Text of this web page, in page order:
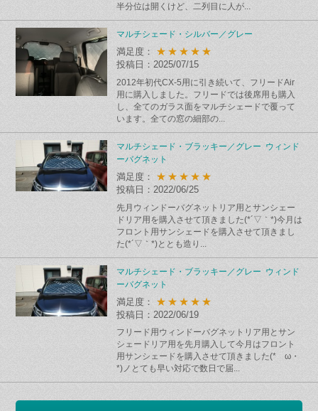
半分位は開くけど、二列目に人が...
マルチシェード・シルバー／グレー
満足度： ★★★★★
投稿日：2025/07/15
2012年初代CX-5用に引き続いて、フリードAir
用に購入しました。フリードでは後席用も購入
し、全てのガラス面をマルチシェードで覆って
います。全ての窓の細部の...
マルチシェード・ブラッキー／グレー ウィンド
ーバグネット
満足度： ★★★★★
投稿日：2022/06/25
先月ウィンドーバグネットリア用とサンシェー
ドリア用を購入させて頂きました(*´▽｀*)今月は
フロント用サンシェードを購入させて頂きまし
た(*´▽｀*)ととも造り...
マルチシェード・ブラッキー／グレー ウィンド
ーバグネット
満足度： ★★★★★
投稿日：2022/06/19
フリード用ウィンドーバグネットリア用とサン
シェードリア用を先月購入して今月はフロント
用サンシェードを購入させて頂きました(*ゝω・
*)ノとても早い対応で数日で届...